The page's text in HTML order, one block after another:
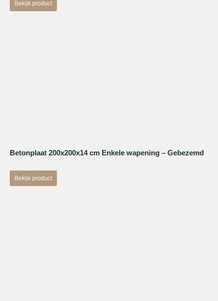
Bekijk product
Betonplaat 200x200x14 cm Enkele wapening – Gebezemd
Bekijk product